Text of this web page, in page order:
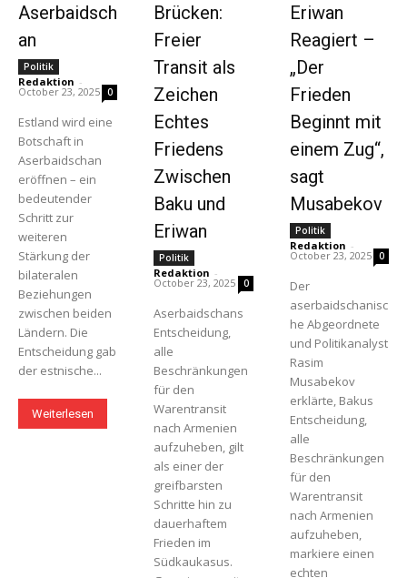
Aserbaidsch
an
Politik
Redaktion -
October 23, 2025 0
Estland wird eine
Botschaft in
Aserbaidschan
eröffnen – ein
bedeutender
Schritt zur
weiteren
Stärkung der
bilateralen
Beziehungen
zwischen beiden
Ländern. Die
Entscheidung gab
der estnische...
Weiterlesen
Brücken:
Freier
Transit als
Zeichen
Echtes
Friedens
Zwischen
Baku und
Eriwan
Politik
Redaktion -
October 23, 2025 0
Aserbaidschans
Entscheidung,
alle
Beschränkungen
für den
Warentransit
nach Armenien
aufzuheben, gilt
als einer der
greifbarsten
Schritte hin zu
dauerhaftem
Frieden im
Südkaukasus.
Eriwan
Reagiert –
„Der
Frieden
Beginnt mit
einem Zug“,
sagt
Musabekov
Politik
Redaktion -
October 23, 2025 0
Der
aserbaidschanisc
he Abgeordnete
und Politikanalyst
Rasim
Musabekov
erklärte, Bakus
Entscheidung,
alle
Beschränkungen
für den
Warentransit
nach Armenien
aufzuheben,
markiere einen
echten